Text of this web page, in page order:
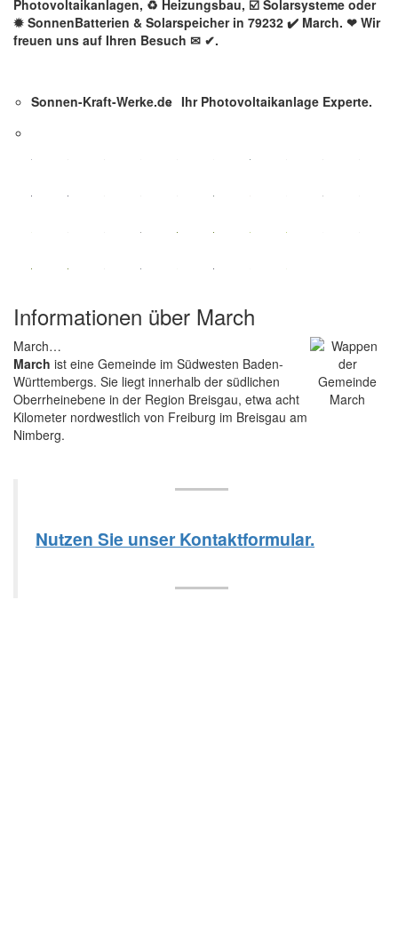
Photovoltaikanlagen, ♻ Heizungsbau, ☑️ Solarsysteme oder
✹ SonnenBatterien & Solarspeicher in 79232 ✔️ March. ❤ Wir
freuen uns auf Ihren Besuch ✉ ✔.
Sonnen-Kraft-Werke.de Ihr Photovoltaikanlage Experte.
Informationen über March
March…
March ist eine Gemeinde im Südwesten Baden-
Württembergs. Sie liegt innerhalb der südlichen
Oberrheinebene in der Region Breisgau, etwa acht
Kilometer nordwestlich von Freiburg im Breisgau am
Nimberg.
Nutzen Sie unser Kontaktformular.